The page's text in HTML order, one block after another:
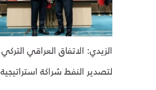
الزيدي: الاتفاق العراقي التركي
لتصدير النفط شراكة استراتيجية